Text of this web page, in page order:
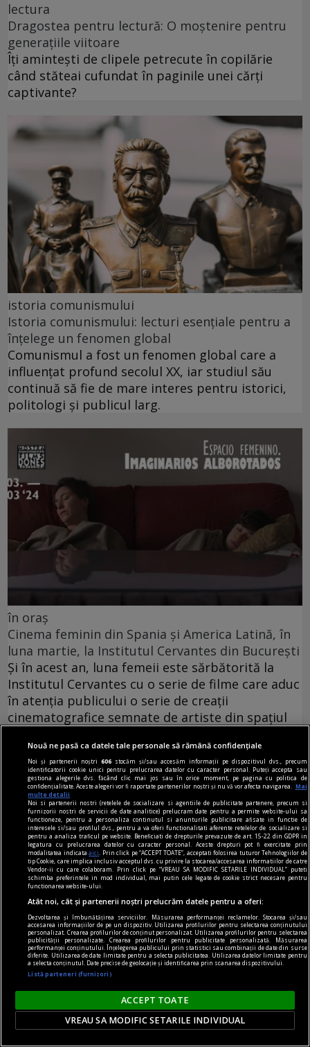
lectura
Dragostea pentru lectură: O moștenire pentru
generațiile viitoare
Îți amintești de clipele petrecute în copilărie
când stăteai cufundat în paginile unei cărți
captivante?
istoria comunismului
Istoria comunismului: lecturi esențiale pentru a
înțelege un fenomen global
Comunismul a fost un fenomen global care a
influențat profund secolul XX, iar studiul său
continuă să fie de mare interes pentru istorici,
politologi și publicul larg.
în oraș
Cinema feminin din Spania și America Latină, în
luna martie, la Institutul Cervantes din București
Și în acest an, luna femeii este sărbătorită la
Institutul Cervantes cu o serie de filme care aduc
în atenția publicului o serie de creații
cinematografice semnate de artiste din spațiul
pe de altă carte
Compilați, compilați...
Îi las plăcerea să reflecteze asupra
Cosmin CIOTLOŞ
Nouă ne pasă ca datele tale personale să rămână confidențiale
Noi și partenerii noștri606 stocăm și/sau accesăm informații pe dispozitivul dvs., precum
identificatorii cookie unici pentru prelucrarea datelor cu caracter personal. Puteți accepta sau
gestiona alegerile dvs. făcând clic mai jos sau în orice moment, pe pagina cu politica de
confidențialitate. Aceste alegeri vor fi raportate partenerilor noștri și nu vă vor afecta navigarea.
Mai
multe detalii
Noi si partenerii nostri (retelele de socializare si agentiile de publicitate partenere, precum si
furnizorii nostri de servicii de date analitice) prelucram date pentru a permite website-ului sa
functioneze, pentru a personaliza continutul si anunturile publicitare afisate in functie de
interesele si/sau profilul dvs., pentru a va oferi functionalitati aferente retelelor de socializare si
pentru a analiza traficul pe website. Beneficiati de drepturile prevazute de art. 15-22 din GDPR in
legatura cu prelucrarea datelor cu caracter personal. Aceste drepturi pot fi exercitate prin
modalitatea indicataaici
. Prin click pe “ACCEPT TOATE”, acceptati folosirea tuturor Tehnologiilor de
tip Cookie, care implica inclusiv acceptul dvs. cu privire la stocarea/accesarea informatiilor de catre
Vendor-ii cu care colaboram. Prin click pe “VREAU SA MODIFIC SETARILE INDIVIDUAL” puteti
schimba preferintele in mod individual, mai putin cele legate de cookie strict necesare pentru
functionarea website-ului.
Atât noi, cât și partenerii noștri prelucrăm datele pentru a oferi:
Dezvoltarea și îmbunătățirea serviciilor. Măsurarea performanței reclamelor. Stocarea și/sau
accesarea informațiilor de pe un dispozitiv. Utilizarea profilurilor pentru selectarea conținutului
personalizat. Crearea profilurilor de conținut personalizat. Utilizarea profilurilor pentru selectarea
publicității personalizate. Crearea profilurilor pentru publicitate personalizată. Măsurarea
performanței conținutului. Înțelegerea publicului prin statistici sau combinații de date din surse
diferite. Utilizarea de date limitate pentru a selecta publicitatea. Utilizarea datelor limitate pentru
a selecta conținutul. Date precise de geolocație și identificarea prin scanarea dispozitivului.
Listă parteneri (furnizori)
ACCEPT TOATE
VREAU SA MODIFIC SETARILE INDIVIDUAL